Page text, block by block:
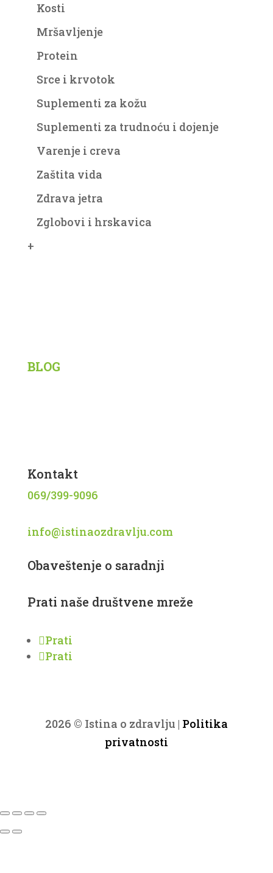
Kosti
Mršavljenje
Protein
Srce i krvotok
Suplementi za kožu
Suplementi za trudnoću i dojenje
Varenje i creva
Zaštita vida
Zdrava jetra
Zglobovi i hrskavica
+
BLOG
Kontakt
069/399-9096
info@istinaozdravlju.com
Obaveštenje o saradnji
Prati naše društvene mreže
Prati
Prati
2026 © Istina o zdravlju | Politika
privatnosti